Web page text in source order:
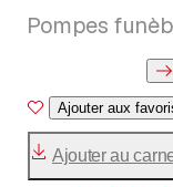
Pompes
Ajouter aux
Ajouter au